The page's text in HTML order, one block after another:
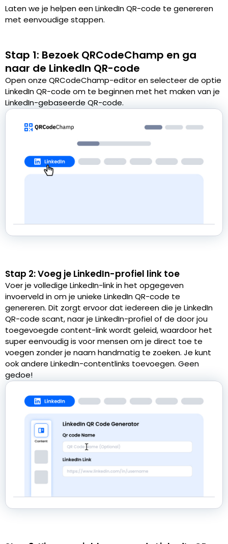
Laten we je helpen een LinkedIn QR-code te genereren
met eenvoudige stappen.
Stap 1: Bezoek QRCodeChamp en ga
naar de LinkedIn QR-code
Open onze QRCodeChamp-editor en selecteer de optie
LinkedIn QR-code om te beginnen met het maken van je
LinkedIn-gebaseerde QR-code.
Stap 2: Voeg je LinkedIn-profiel link toe
Voer je volledige LinkedIn-link in het opgegeven
invoerveld in om je unieke LinkedIn QR-code te
genereren. Dit zorgt ervoor dat iedereen die je LinkedIn
QR-code scant, naar je LinkedIn-profiel of de door jou
toegevoegde content-link wordt geleid, waardoor het
super eenvoudig is voor mensen om je direct toe te
voegen zonder je naam handmatig te zoeken. Je kunt
ook andere LinkedIn-contentlinks toevoegen. Geen
gedoe!